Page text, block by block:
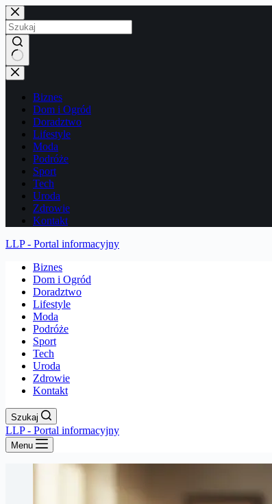
Przejdź
do
treści
Brak
wyników
Biznes
Dom i Ogród
Doradztwo
Lifestyle
Moda
Podróże
Sport
Tech
Uroda
Zdrowie
Kontakt
LLP - Portal informacyjny
Biznes
Dom i Ogród
Doradztwo
Lifestyle
Moda
Podróże
Sport
Tech
Uroda
Zdrowie
Kontakt
Szukaj
LLP - Portal informacyjny
Menu